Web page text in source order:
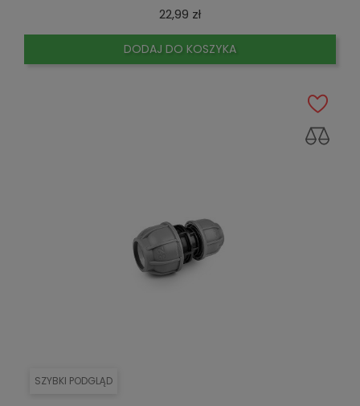
22,99 złCena
DODAJ DO KOSZYKA
SZYBKI PODGLĄD